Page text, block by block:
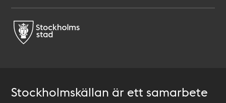
Stockholmskällan är ett samarbete